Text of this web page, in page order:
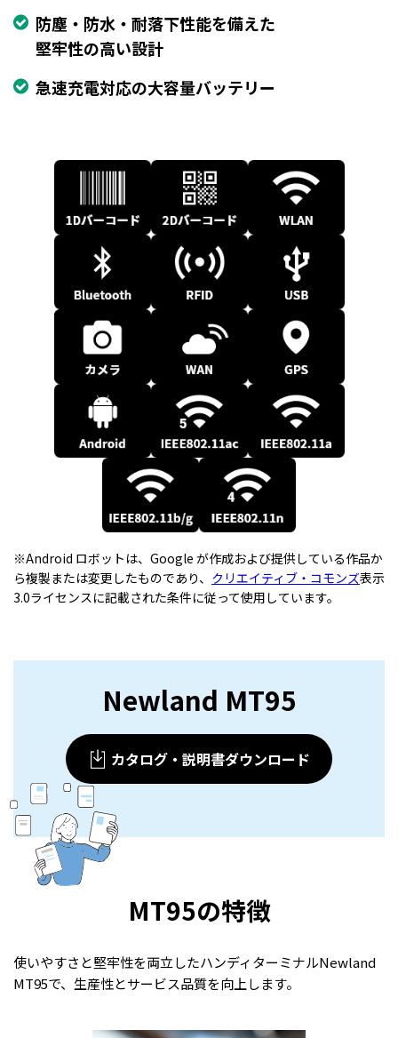
防塵・防水・耐落下性能を備えた
堅牢性の高い設計
急速充電対応の大容量バッテリー
※Android ロボットは、Google が作成および提供している作品か
ら複製または変更したものであり、 クリエイティブ・コモンズ表示
3.0ライセンスに記載された条件に従って使用しています。
Newland MT95
カタログ・説明書ダウンロード
MT95の特徴
使いやすさと堅牢性を両立したハンディターミナルNewland
MT95で、生産性とサービス品質を向上します。